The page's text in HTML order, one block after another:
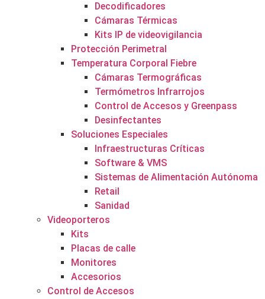
Decodificadores
Cámaras Térmicas
Kits IP de videovigilancia
Protección Perimetral
Temperatura Corporal Fiebre
Cámaras Termográficas
Termómetros Infrarrojos
Control de Accesos y Greenpass
Desinfectantes
Soluciones Especiales
Infraestructuras Críticas
Software & VMS
Sistemas de Alimentación Autónoma
Retail
Sanidad
Videoporteros
Kits
Placas de calle
Monitores
Accesorios
Control de Accesos